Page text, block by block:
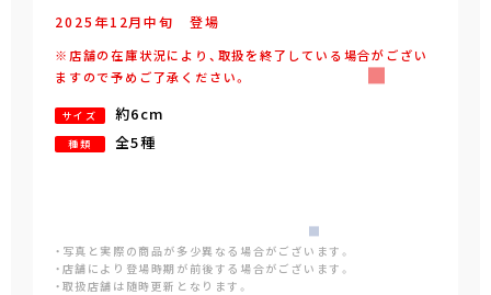
2025年12月中旬 登場
※店舗の在庫状況により、取扱を終了している場合がござい
ますので予めご了承ください。
サイズ 約6cm
種類 全5種
・写真と実際の商品が多少異なる場合がございます。
・店舗により登場時期が前後する場合がございます。
・取扱店舗は随時更新となります。